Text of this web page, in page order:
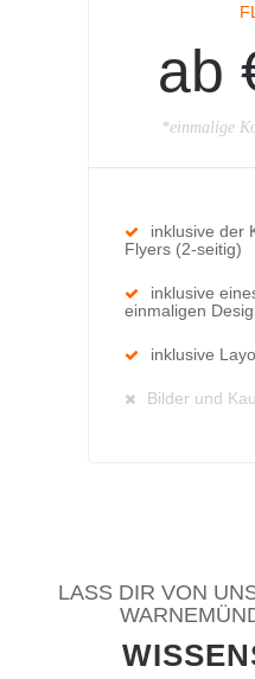
ab
*einmalige
inklusive der
Flyers (2-seitig)
inklusive
einmaligen
inklusive
Bilder und
LASS DIR VON